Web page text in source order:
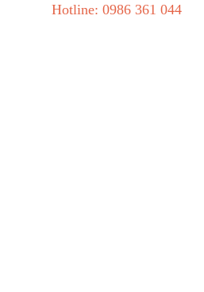
Hotline: 0986 361 044